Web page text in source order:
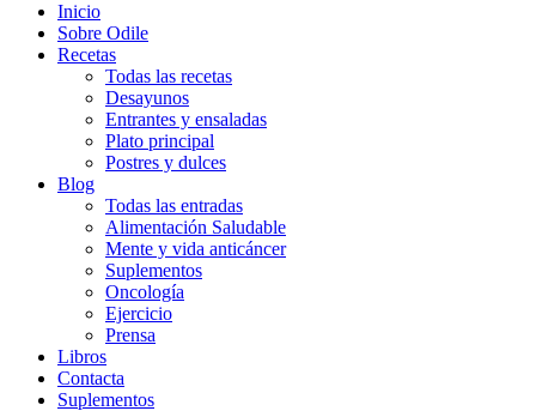
Inicio
Sobre Odile
Recetas
Todas las recetas
Desayunos
Entrantes y ensaladas
Plato principal
Postres y dulces
Blog
Todas las entradas
Alimentación Saludable
Mente y vida anticáncer
Suplementos
Oncología
Ejercicio
Prensa
Libros
Contacta
Suplementos